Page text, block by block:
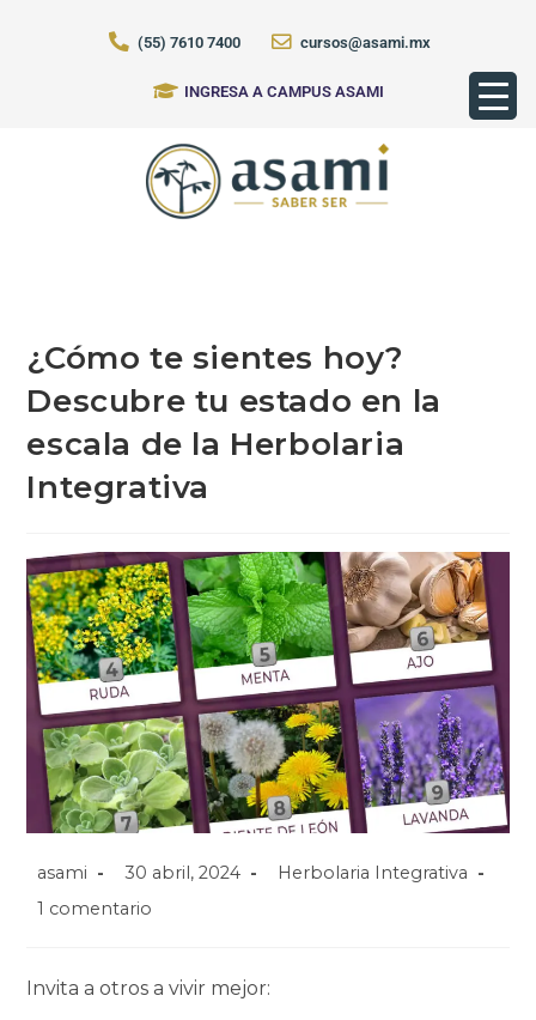
(55) 7610 7400 cursos@asami.mx
INGRESA A CAMPUS ASAMI
¿Cómo te sientes hoy?
Descubre tu estado en la
escala de la Herbolaria
Integrativa
asami 30 abril, 2024
Herbolaria Integrativa
1 comentario
Invita a otros a vivir mejor: